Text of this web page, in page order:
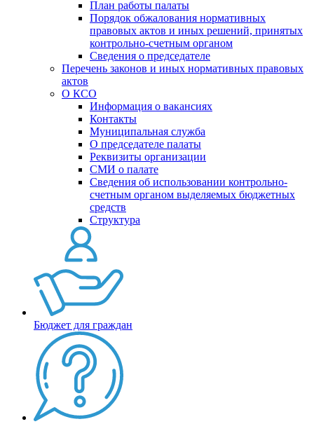
План работы палаты
Порядок обжалования нормативных
правовых актов и иных решений, принятых
контрольно-счетным органом
Сведения о председателе
Перечень законов и иных нормативных правовых
актов
О КСО
Информация о вакансиях
Контакты
Муниципальная служба
О председателе палаты
Реквизиты организации
СМИ о палате
Сведения об использовании контрольно-
счетным органом выделяемых бюджетных
средств
Структура
Бюджет для граждан